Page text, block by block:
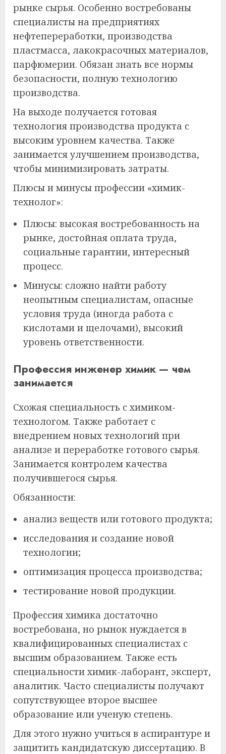
рынке сырья. Особенно востребованы
специалисты на предприятиях
нефтепереработки, производства
пластмасса, лакокрасочных материалов,
парфюмерии. Обязан знать все нормы
безопасности, полную технологию
производства.
На выходе получается готовая
технология производства продукта с
высоким уровнем качества. Также
занимается улучшением производства,
чтобы минимизировать затраты.
Плюсы и минусы профессии «химик-
технолог»:
Плюсы: высокая востребованность на
рынке, достойная оплата труда,
социальные гарантии, интересный
процесс.
Минусы: сложно найти работу
неопытным специалистам, опасные
условия труда (иногда работа с
кислотами и щелочами), высокий
уровень ответственности.
Профессия инженер химик — чем
занимается
Схожая специальность с химиком-
технологом. Также работает с
внедрением новых технологий при
анализе и переработке готового сырья.
Занимается контролем качества
получившегося сырья.
Обязанности:
анализ веществ или готового продукта;
исследования и создание новой
технологии;
оптимизация процесса производства;
тестирование новой продукции.
Профессия химика достаточно
востребована, но рынок нуждается в
квалифицированных специалистах с
высшим образованием. Также есть
специальности химик-лаборант, эксперт,
аналитик. Часто специалисты получают
сопутствующее второе высшее
образование или ученую степень.
Для этого нужно учиться в аспирантуре и
защитить кандидатскую диссертацию. В